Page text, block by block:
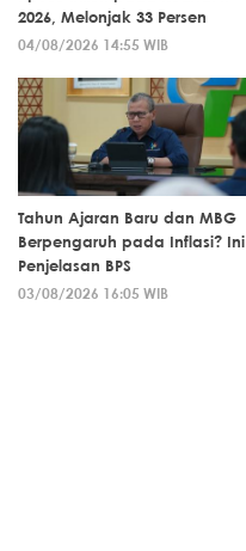
2026, Melonjak 33 Persen
04/08/2026 14:55 WIB
Tahun Ajaran Baru dan MBG
Berpengaruh pada Inflasi? Ini
Penjelasan BPS
03/08/2026 16:05 WIB